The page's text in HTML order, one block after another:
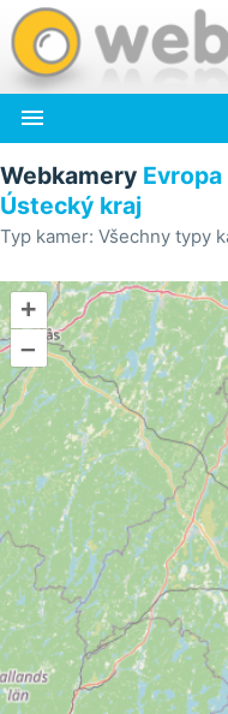

Webkamery Evropa
Ústecký kraj
Typ kamer: Všechny typy
+
–